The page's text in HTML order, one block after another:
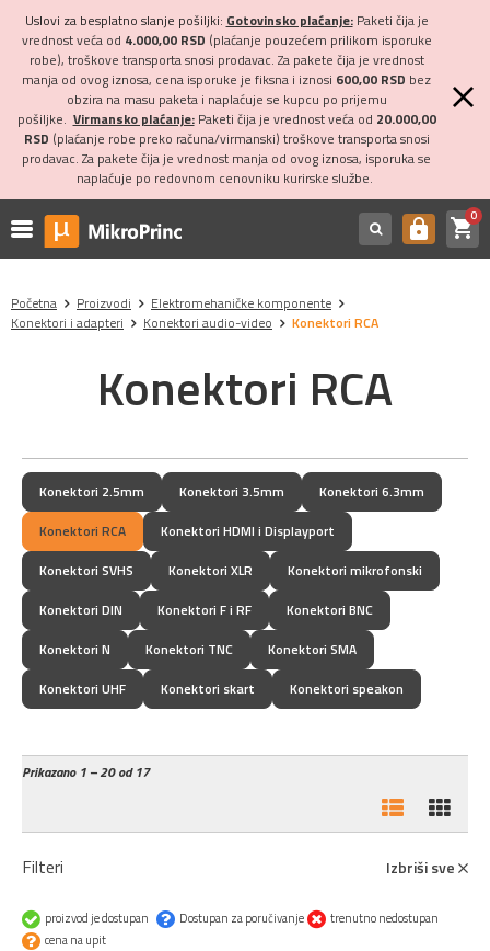
Uslovi za besplatno slanje pošiljki: Gotovinsko plaćanje:Paketi čija je
vrednost veća od 4.000,00 RSD (plaćanje pouzećem prilikom isporuke
robe), troškove transporta snosi prodavac. Za pakete čija je vrednost
manja od ovog iznosa, cena isporuke je fiksna i iznosi 600,00 RSD bez
obzira na masu paketa i naplaćuje se kupcu po prijemu
pošiljke. Virmansko plaćanje:Paketi čija je vrednost veća od 20.000,00
RSD (plaćanje robe preko računa/virmanski) troškove transporta snosi
prodavac. Za pakete čija je vrednost manja od ovog iznosa, isporuka se
naplaćuje po redovnom cenovniku kurirske službe.
https shopping_cart0
Početna Proizvodi
Elektromehaničke komponente
Konektori i adapteri
Konektori audio-video Konektori RCA
Konektori RCA
Konektori 2.5mm Konektori 3.5mm
Konektori 6.3mm
Konektori RCA
Konektori HDMI i Displayport
Konektori SVHS
Konektori XLR
Konektori mikrofonski
Konektori DIN
Konektori F i RF
Konektori BNC
Konektori N
Konektori TNC
Konektori SMA
Konektori UHF
Konektori skart Konektori speakon
Prikazano1 – 20 od 17
Filteri Izbriši sve
proizvod je dostupan Dostupan za poručivanje
trenutno nedostupan
cena na upit